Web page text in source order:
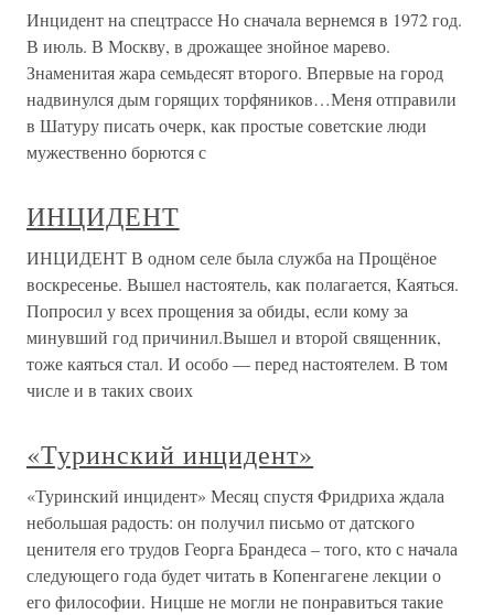
Инцидент на спецтрассе Но сначала вернемся в 1972 год.
В июль. В Москву, в дрожащее знойное марево.
Знаменитая жара семьдесят второго. Впервые на город
надвинулся дым горящих торфяников…Меня отправили
в Шатуру писать очерк, как простые советские люди
мужественно борются с
ИНЦИДЕНТ
ИНЦИДЕНТ В одном селе была служба на Прощёное
воскресенье. Вышел настоятель, как полагается, Каяться.
Попросил у всех прощения за обиды, если кому за
минувший год причинил.Вышел и второй священник,
тоже каяться стал. И особо — перед настоятелем. В том
числе и в таких своих
«Туринский инцидент»
«Туринский инцидент» Месяц спустя Фридриха ждала
небольшая радость: он получил письмо от датского
ценителя его трудов Георга Брандеса – того, кто с начала
следующего года будет читать в Копенгагене лекции о
его философии. Ницше не могли не понравиться такие